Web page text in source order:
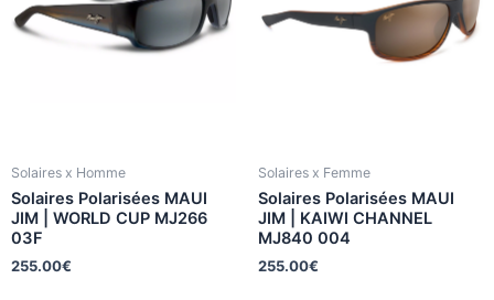
Solaires x Homme
Solaires Polarisées MAUI
JIM | WORLD CUP MJ266
03F
255.00€
Solaires x Femme
Solaires Polarisées MAUI
JIM | KAIWI CHANNEL
MJ840 004
255.00€